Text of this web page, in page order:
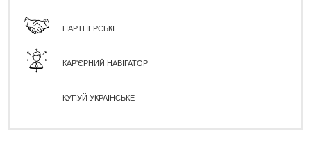
ПАРТНЕРСЬКІ
КАР'ЄРНИЙ НАВІГАТОР
КУПУЙ УКРАЇНСЬКЕ